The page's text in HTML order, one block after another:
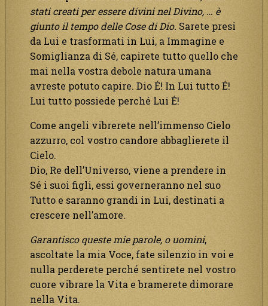
stati creati per essere divini nel Divino, … è
giunto il tempo delle Cose di Dio. Sarete presi
da Lui e trasformati in Lui, a Immagine e
Somiglianza di Sé, capirete tutto quello che
mai nella vostra debole natura umana
avreste potuto capire. Dio É! In Lui tutto É!
Lui tutto possiede perché Lui É!
Come angeli vibrerete nell’immenso Cielo
azzurro, col vostro candore abbaglierete il
Cielo.
Dio, Re dell’Universo, viene a prendere in
Sé i suoi figli, essi governeranno nel suo
Tutto e saranno grandi in Lui, destinati a
crescere nell’amore.
Garantisco queste mie parole, o uomini,
ascoltate la mia Voce, fate silenzio in voi e
nulla perderete perché sentirete nel vostro
cuore vibrare la Vita e bramerete dimorare
nella Vita.